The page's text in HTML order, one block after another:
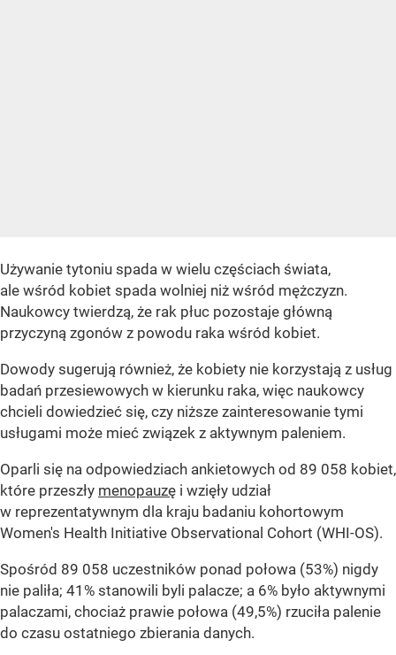
Używanie tytoniu spada w wielu częściach świata,
ale wśród kobiet spada wolniej niż wśród mężczyzn.
Naukowcy twierdzą, że rak płuc pozostaje główną
przyczyną zgonów z powodu raka wśród kobiet.
Dowody sugerują również, że kobiety nie korzystają z usług
badań przesiewowych w kierunku raka, więc naukowcy
chcieli dowiedzieć się, czy niższe zainteresowanie tymi
usługami może mieć związek z aktywnym paleniem.
Oparli się na odpowiedziach ankietowych od 89 058 kobiet,
które przeszły menopauzę i wzięły udział
w reprezentatywnym dla kraju badaniu kohortowym
Women's Health Initiative Observational Cohort (WHI-OS).
Spośród 89 058 uczestników ponad połowa (53%) nigdy
nie paliła; 41% stanowili byli palacze; a 6% było aktywnymi
palaczami, chociaż prawie połowa (49,5%) rzuciła palenie
do czasu ostatniego zbierania danych.